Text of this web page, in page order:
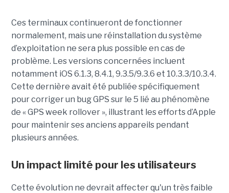
Ces terminaux continueront de fonctionner
normalement, mais une réinstallation du système
d’exploitation ne sera plus possible en cas de
problème. Les versions concernées incluent
notamment iOS 6.1.3, 8.4.1, 9.3.5/9.3.6 et 10.3.3/10.3.4.
Cette dernière avait été publiée spécifiquement
pour corriger un bug GPS sur le 5 lié au phénomène
de « GPS week rollover », illustrant les efforts d’Apple
pour maintenir ses anciens appareils pendant
plusieurs années.
Un impact limité pour les utilisateurs
Cette évolution ne devrait affecter qu'un très faible